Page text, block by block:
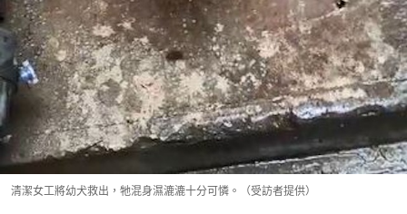
清潔女工將幼犬救出，牠混身濕漉漉十分可憐。（受訪者提供）